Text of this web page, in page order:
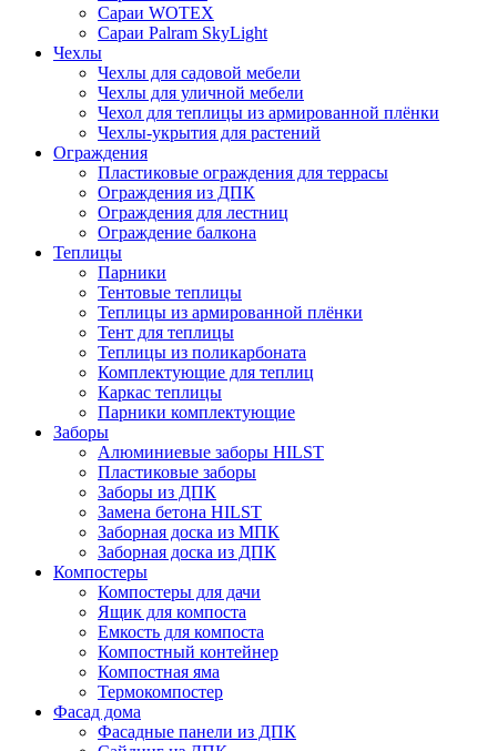
Сараи WOTEX
Сараи Palram SkyLight
Чехлы
Чехлы для садовой мебели
Чехлы для уличной мебели
Чехол для теплицы из армированной плёнки
Чехлы-укрытия для растений
Ограждения
Пластиковые ограждения для террасы
Ограждения из ДПК
Ограждения для лестниц
Ограждение балкона
Теплицы
Парники
Тентовые теплицы
Теплицы из армированной плёнки
Тент для теплицы
Теплицы из поликарбоната
Комплектующие для теплиц
Каркас теплицы
Парники комплектующие
Заборы
Алюминиевые заборы HILST
Пластиковые заборы
Заборы из ДПК
Замена бетона HILST
Заборная доска из МПК
Заборная доска из ДПК
Компостеры
Компостеры для дачи
Ящик для компоста
Емкость для компоста
Компостный контейнер
Компостная яма
Термокомпостер
Фасад дома
Фасадные панели из ДПК